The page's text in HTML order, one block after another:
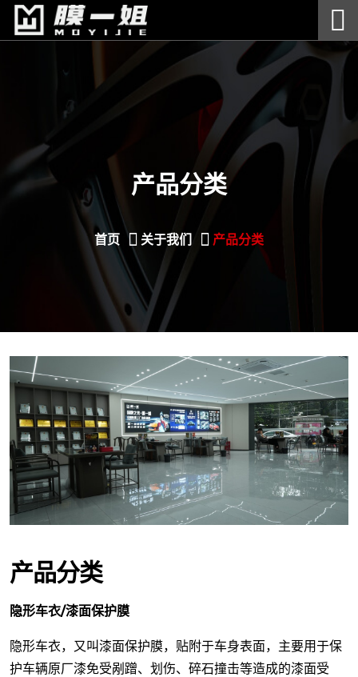
产品分类
首页 关于我们 产品分类
产品分类
隐形车衣/漆面保护膜
隐形车衣，又叫漆面保护膜，贴附于车身表面，主要用于保
护车辆原厂漆免受剐蹭、划伤、碎石撞击等造成的漆面受